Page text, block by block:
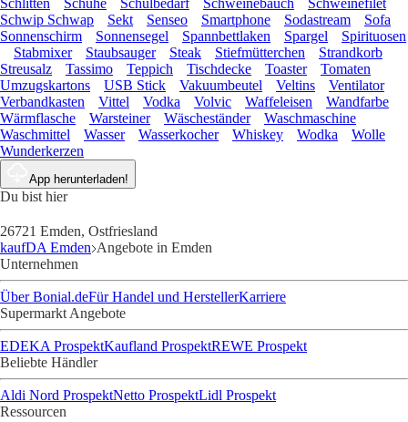
Schwip Schwap
Sekt Senseo Smartphone Sodastream
Sofa
Sonnenschirm
Sonnensegel Spannbettlaken Spargel
Spirituosen
Stabmixer
Staubsauger Steak Stiefmütterchen
Strandkorb
Streusalz
Tassimo Teppich Tischdecke Toaster
Tomaten
Umzugskartons
USB Stick Vakuumbeutel Veltins
Ventilator
Verbandkasten
Vittel Vodka Volvic Waffeleisen
Wandfarbe
Wärmflasche
Warsteiner Wäscheständer
Waschmaschine
Waschmittel
Wasser Wasserkocher Whiskey Wodka
Wolle
Wunderkerzen
App herunterladen!
Du bist hier
26721 Emden, Ostfriesland
kaufDA Emden Angebote in Emden
Unternehmen
Über Bonial.deFür Handel und HerstellerKarriere
Supermarkt Angebote
EDEKA ProspektKaufland ProspektREWE Prospekt
Beliebte Händler
Aldi Nord ProspektNetto ProspektLidl Prospekt
Ressourcen